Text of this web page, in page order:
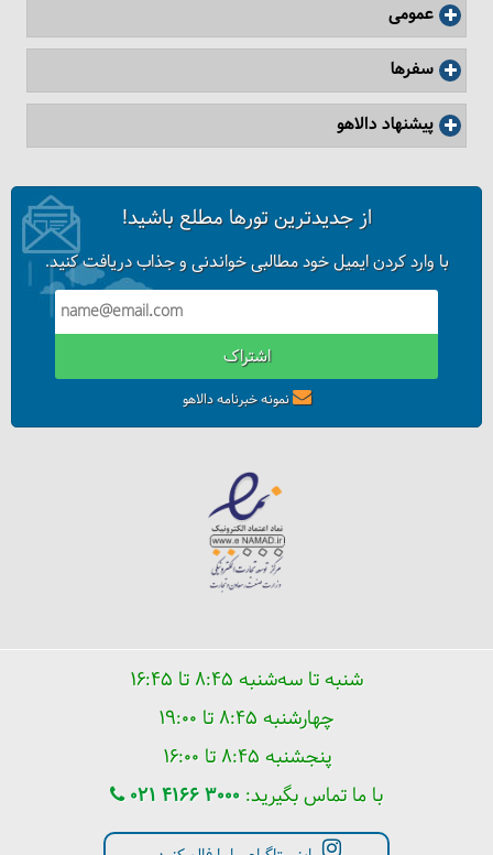
عمومی
سفرها
پیشنهاد دالاهو
از جدیدترین تورها مطلع باشید!
با وارد کردن ایمیل خود مطالبی خواندنی و جذاب دریافت کنید.
اشتراک
نمونه خبرنامه دالاهو
شنبه تا سه‌شنبه ۸:۴۵ تا ۱۶:۴۵
چهارشنبه ۸:۴۵ تا ۱۹:۰۰
پنجشنبه ۸:۴۵ تا ۱۶:۰۰
با ما تماس بگیرید: 021 4166 3000